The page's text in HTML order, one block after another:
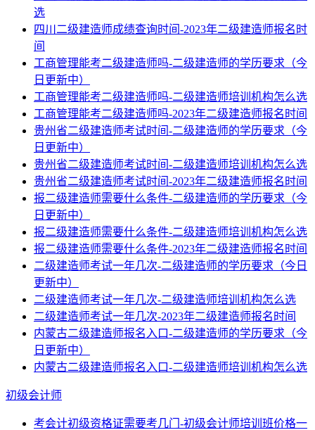
选
四川二级建造师成绩查询时间-2023年二级建造师报名时
间
工商管理能考二级建造师吗-二级建造师的学历要求（今
日更新中）
工商管理能考二级建造师吗-二级建造师培训机构怎么选
工商管理能考二级建造师吗-2023年二级建造师报名时间
贵州省二级建造师考试时间-二级建造师的学历要求（今
日更新中）
贵州省二级建造师考试时间-二级建造师培训机构怎么选
贵州省二级建造师考试时间-2023年二级建造师报名时间
报二级建造师需要什么条件-二级建造师的学历要求（今
日更新中）
报二级建造师需要什么条件-二级建造师培训机构怎么选
报二级建造师需要什么条件-2023年二级建造师报名时间
二级建造师考试一年几次-二级建造师的学历要求（今日
更新中）
二级建造师考试一年几次-二级建造师培训机构怎么选
二级建造师考试一年几次-2023年二级建造师报名时间
内蒙古二级建造师报名入口-二级建造师的学历要求（今
日更新中）
内蒙古二级建造师报名入口-二级建造师培训机构怎么选
初级会计师
考会计初级资格证需要考几门-初级会计师培训班价格一